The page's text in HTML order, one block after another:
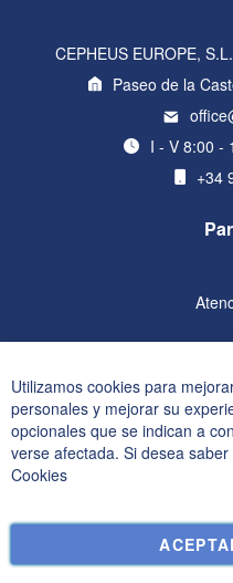
CEPHEUS EUROPE,
Paseo de la
I - V 8:00 -
+34
Política de
Utilizamos cookies para
personales y mejorar su
opcionales que se indican a
verse afectada. Si desea
Cookies